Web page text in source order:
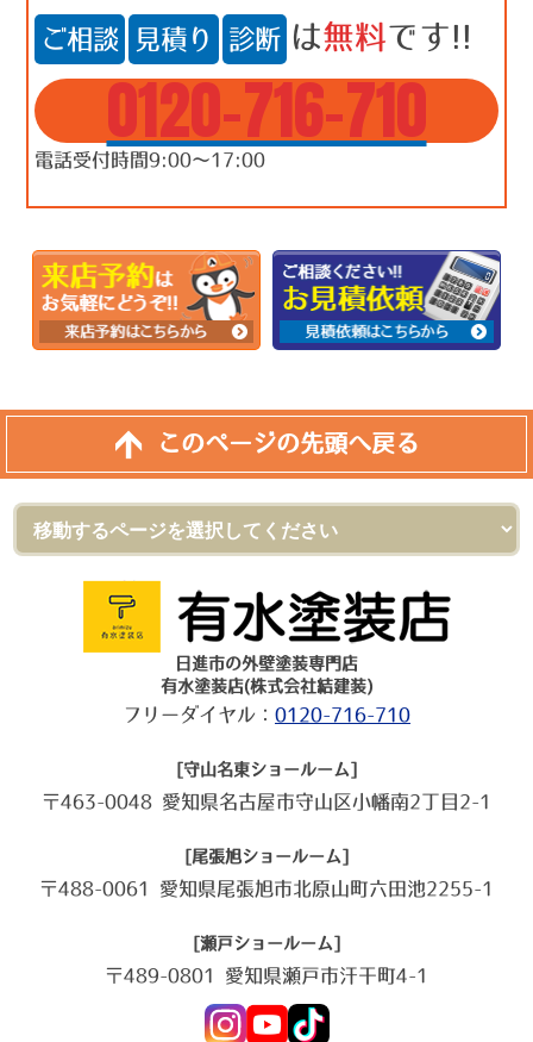
ご相談 見積り 診断 は無料です!!
0120-716-710
電話受付時間9:00～17:00
このページの先頭へ戻る
日進市の外壁塗装専門店
有水塗装店(株式会社結建装)
フリーダイヤル： 0120-716-710
[守山名東ショールーム]
〒463-0048 愛知県名古屋市守山区小幡南2丁目2-1
[尾張旭ショールーム]
〒488-0061 愛知県尾張旭市北原山町六田池2255-1
[瀬戸ショールーム]
〒489-0801 愛知県瀬戸市汗干町4-1